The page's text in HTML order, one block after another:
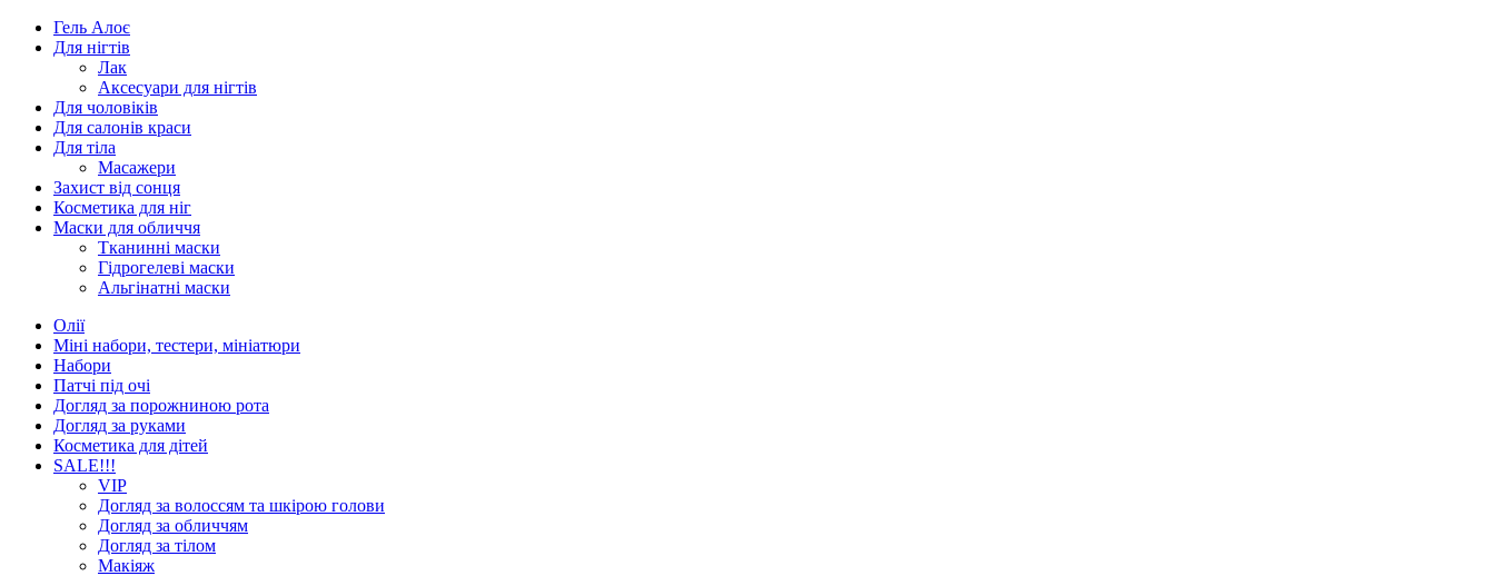
Гель Алоє
Для нігтів
Лак
Аксесуари для нігтів
Для чоловіків
Для салонів краси
Для тіла
Масажери
Захист від сонця
Косметика для ніг
Маски для обличчя
Тканинні маски
Гідрогелеві маски
Альгінатні маски
Олії
Міні набори, тестери, мініатюри
Набори
Патчі під очі
Догляд за порожниною рота
Догляд за руками
Косметика для дітей
SALE!!!
VIP
Догляд за волоссям та шкірою голови
Догляд за обличчям
Догляд за тілом
Макіяж